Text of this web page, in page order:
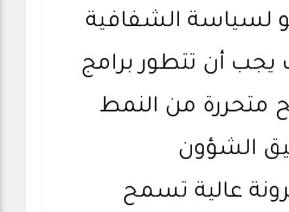
لسياسة الشفافية
يجب أن تتطور برامج
متحررة من النمط
الشؤون
عالية تسمح